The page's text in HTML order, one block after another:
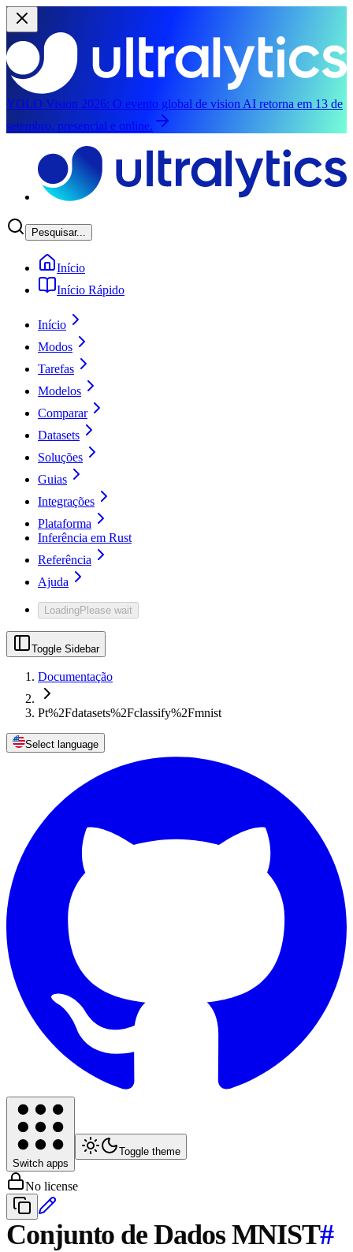
YOLO Vision 2026: O evento global de vision AI retorna em 13 de
setembro, presencial e online.
Pesquisar...
Início
Início Rápido
Início
Modos
Tarefas
Modelos
Comparar
Datasets
Soluções
Guias
Integrações
Plataforma
Inferência em Rust
Referência
Ajuda
LoadingPlease wait
Toggle Sidebar
Documentação
Pt%2Fdatasets%2Fclassify%2Fmnist
Select language
Switch apps
Toggle theme
No license
Conjunto de Dados MNIST#